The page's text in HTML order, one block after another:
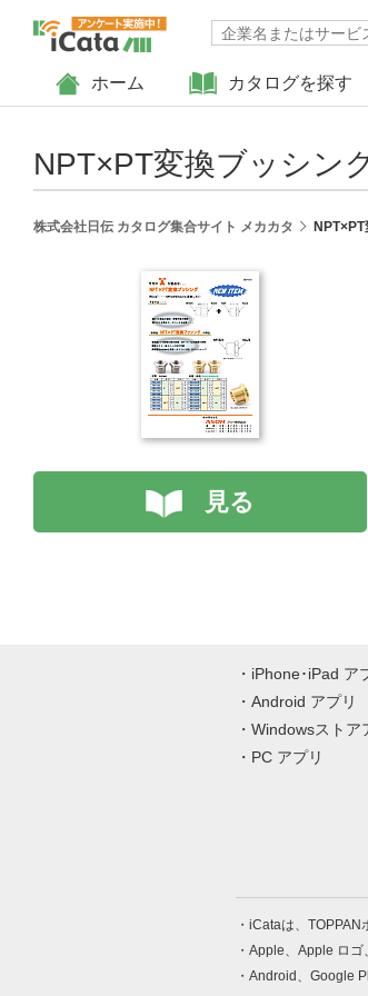
ホーム カタログを探す
NPT×PT変換ブッシン
株式会社日伝 カタログ集合サイト メカカタ
見る
iPhone･iPad ア
Android アプリ
Windowsストア
PC アプリ
iCataは、TOPPAN
Apple、Apple ロゴ
Android、Google